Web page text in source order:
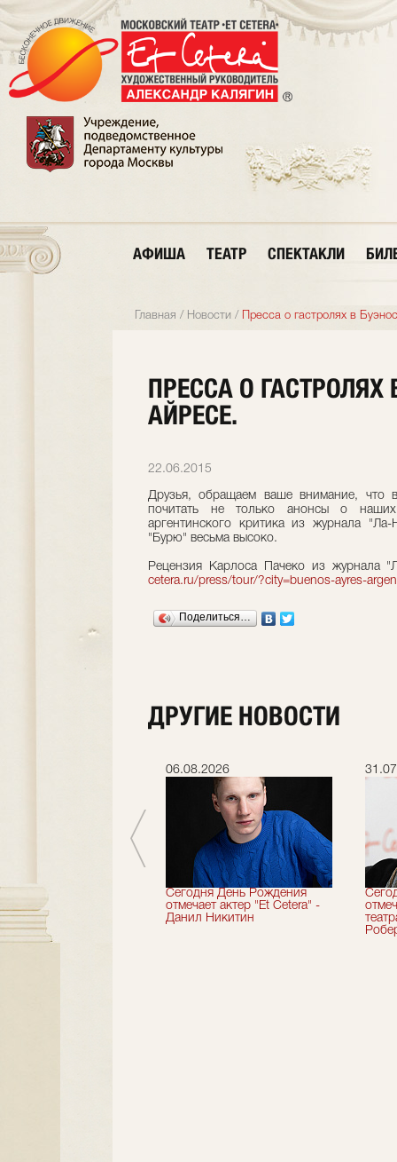
АФИША ТЕАТР СПЕКТАКЛИ
Главная / Новости / Пресса о гастролях в
ПРЕССА О ГАСТРОЛЯХ
АЙРЕСЕ.
22.06.2015
Друзья, обращаем ваше внимание, что
почитать не только анонсы о
аргентинского критика из журнала
"Бурю" весьма высоко.
Рецензия Карлоса Пачеко из журнала
cetera.ru/press/tour/?city=buenos-ayres-
Поделиться…
ДРУГИЕ НОВОСТИ
сезон!
06.08.2026
Сегодня День Рождения
отмечает актер "Et Cetera" -
Данил Никитин